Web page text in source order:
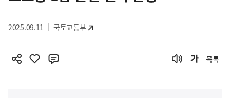
2025.09.11 국토교통부
목록